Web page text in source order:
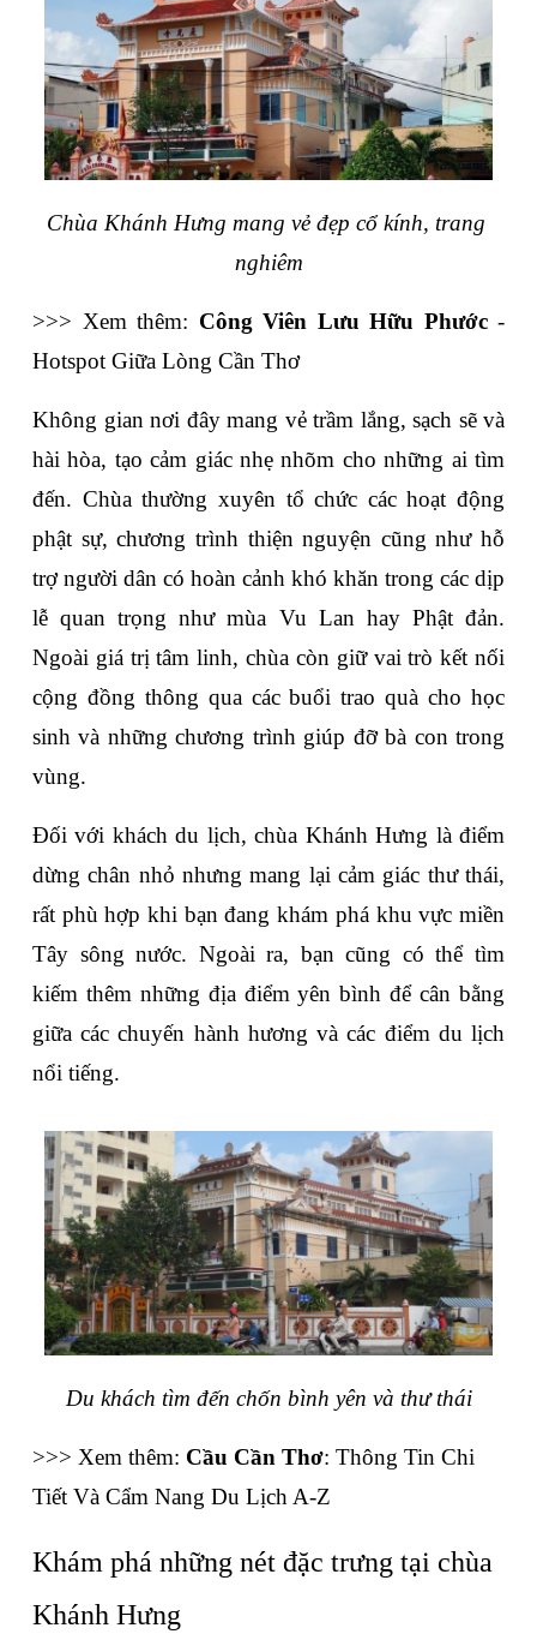
Chùa Khánh Hưng mang vẻ đẹp cổ kính, trang
nghiêm
>>> Xem thêm: Công Viên Lưu Hữu Phước -
Hotspot Giữa Lòng Cần Thơ
Không gian nơi đây mang vẻ trầm lắng, sạch sẽ và
hài hòa, tạo cảm giác nhẹ nhõm cho những ai tìm
đến. Chùa thường xuyên tổ chức các hoạt động
phật sự, chương trình thiện nguyện cũng như hỗ
trợ người dân có hoàn cảnh khó khăn trong các dịp
lễ quan trọng như mùa Vu Lan hay Phật đản.
Ngoài giá trị tâm linh, chùa còn giữ vai trò kết nối
cộng đồng thông qua các buổi trao quà cho học
sinh và những chương trình giúp đỡ bà con trong
vùng.
Đối với khách du lịch, chùa Khánh Hưng là điểm
dừng chân nhỏ nhưng mang lại cảm giác thư thái,
rất phù hợp khi bạn đang khám phá khu vực miền
Tây sông nước. Ngoài ra, bạn cũng có thể tìm
kiếm thêm những địa điểm yên bình để cân bằng
giữa các chuyến hành hương và các điểm du lịch
nổi tiếng.
Du khách tìm đến chốn bình yên và thư thái
>>> Xem thêm: Cầu Cần Thơ: Thông Tin Chi
Tiết Và Cẩm Nang Du Lịch A-Z
Khám phá những nét đặc trưng tại chùa
Khánh Hưng